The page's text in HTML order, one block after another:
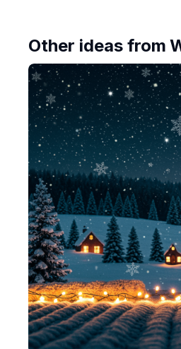
Other ideas from